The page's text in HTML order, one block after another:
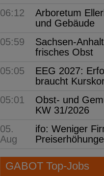
06:12
Arboretum
und Gebäude
05:59
Sachsen-
frisches Obst
05:05
EEG 2027:
braucht
05:01
Obst- und
KW 31/2026
05.
Aug
ifo: Weniger
GABOT Top-Jobs